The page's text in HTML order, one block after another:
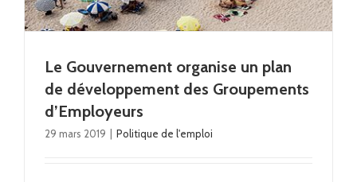
Le Gouvernement organise un plan
de développement des Groupements
d’Employeurs
29 mars 2019 Politique de l'emploi